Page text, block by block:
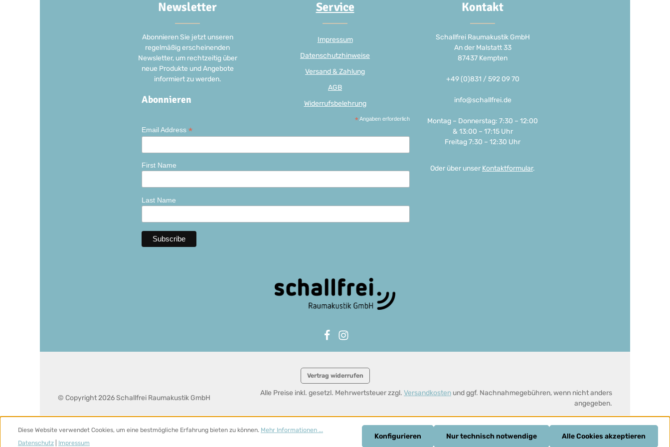
Newsletter
Abonnieren Sie jetzt unseren
regelmäßig erscheinenden
Newsletter, um rechtzeitig über
neue Produkte und Angebote
informiert zu werden.
Abonnieren
* Angaben erforderlich
Email Address *
First Name
Last Name
Service
Impressum
Datenschutzhinweise
Versand & Zahlung
AGB
Widerrufsbelehrung
Kontakt
Schallfrei Raumakustik GmbH
An der Malstatt 33
87437 Kempten
+49 (0)831 / 592 09 70
info@schallfrei.de
Montag – Donnerstag: 7:30 – 12:00
& 13:00 – 17:15 Uhr
Freitag 7:30 – 12:30 Uhr
Oder über unser Kontaktformular.
Vertrag widerrufen
© Copyright 2026 Schallfrei Raumakustik GmbH
Alle Preise inkl. gesetzl. Mehrwertsteuer zzgl. Versandkosten und ggf. Nachnahmegebühren, wenn nicht anders
angegeben.
Diese Website verwendet Cookies, um eine bestmögliche Erfahrung bieten zu können. Mehr Informationen ...
Datenschutz
Impressum
Nur technisch notwendige
Konfigurieren Alle Cookies akzeptieren